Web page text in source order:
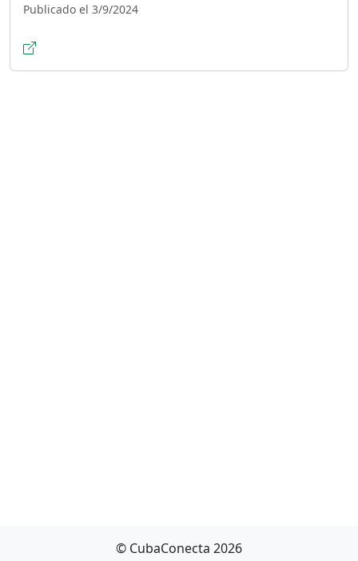
Publicado el 3/9/2024
© CubaConecta 2026